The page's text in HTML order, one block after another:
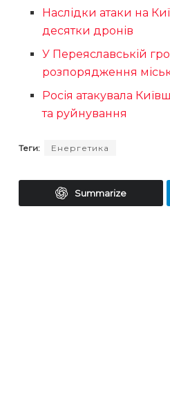
Наслідки атаки на
десятки дронів
У Переяславській
розпорядження
Росія атакувала
та руйнування
Теги: Енергетика
Summarize